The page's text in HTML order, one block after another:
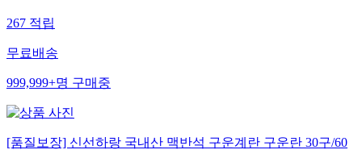
267 적립
무료배송
999,999+명 구매중
[품질보장] 신선하랑 국내산 맥반석 구운계란 구운란 30구/60